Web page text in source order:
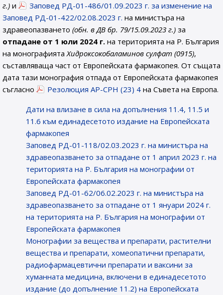
г.) и
Заповед РД-01-486/01.09.2023 г. за изменение на
Заповед РД-01-422/02.08.2023 г. на министъра на
здравеопазването (обн. в ДВ бр. 79/15.09.2023 г.) за
отпадане от 1 юли 2024 г. на територията на Р. България
на монографиятаХидроксокобаламинов сулфат (0915),
съставляваща част от Европейската фармакопея. От същата
дата тази монография отпада от Европейската фармакопея
съгласно
Резолюция AP-CPH (23) 4 на Съвета на Европа.
Дати на влизане в сила на допълнения 11.4, 11.5 и
11.6 към единадесетото издание на Европейската
фармакопея
Заповед РД-01-118/02.03.2023 г. на министъра на
здравеопазването за отпадане от 1 април 2023 г. на
територията на Р. България на монографии от
Европейската фармакопея
Заповед РД-01-62/06.02.2023 г. на министъра на
здравеопазването за отпадане от 1 януари 2024 г.
на територията на Р. България на монографии от
Европейската фармакопея
Монографии за вещества и препарати, растителни
вещества и препарати, хомеопатични препарати,
радиофармацевтични препарати и ваксини за
хуманната медицина, включени в единадесетото
издание (до допълнение 11.2) на Европейската